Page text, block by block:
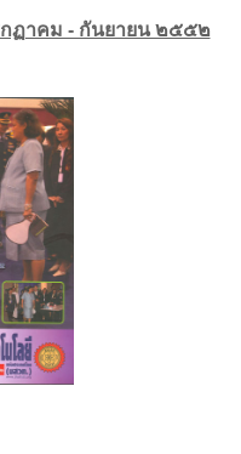
กฏาคม - กันยายน ๒๕๕๒